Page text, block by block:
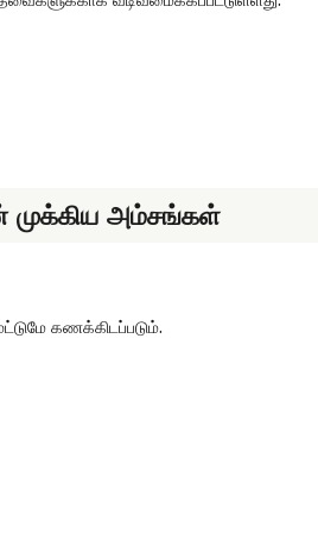
முக்கிய அம்சங்கள்
கணக்கிடப்படும்.